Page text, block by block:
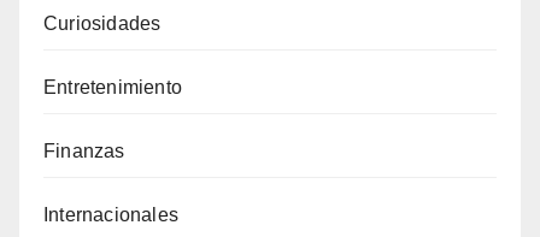
Curiosidades
Entretenimiento
Finanzas
Internacionales